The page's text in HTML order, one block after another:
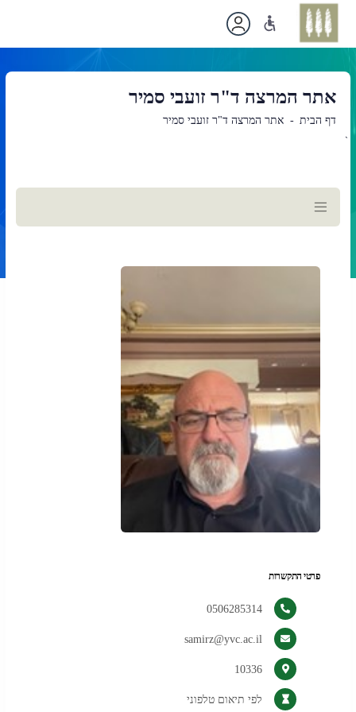
אתר המרצה ד"ר זועבי סמיר
דף הבית אתר המרצה ד"ר זועבי סמיר
`
תוכן
ראשי
פרטי התקשרות
0506285314
samirz@yvc.ac.il
10336
לפי תיאום טלפוני